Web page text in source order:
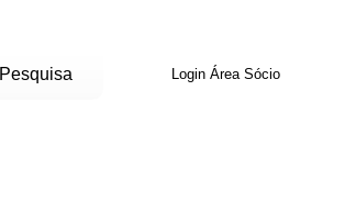
Pesquisa Login Área Sócio